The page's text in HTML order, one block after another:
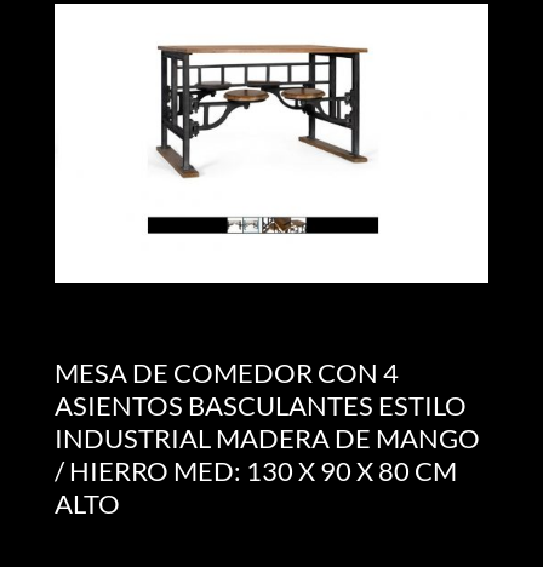
MESA DE COMEDOR CON 4
ASIENTOS BASCULANTES ESTILO
INDUSTRIAL MADERA DE MANGO
/ HIERRO MED: 130 X 90 X 80 CM
ALTO